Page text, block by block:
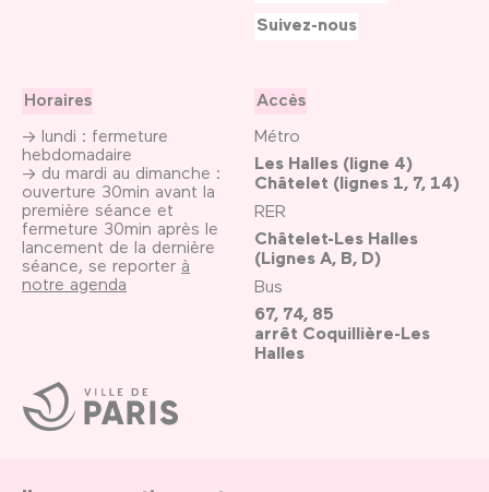
Ville
de
Paris
Horaires
→ lundi : fermeture
hebdomadaire
→ du mardi au dimanche :
ouverture 30min avant la
première séance et
fermeture 30min après le
lancement de la dernière
séance, se reporter à
notre agenda
Accès
Métro
Les Halles (ligne 4)
Châtelet (lignes 1, 7, 14)
RER
Châtelet-Les Halles
(Lignes A, B, D)
Bus
67, 74, 85
arrêt Coquillière-Les
Halles
Suivez-nous